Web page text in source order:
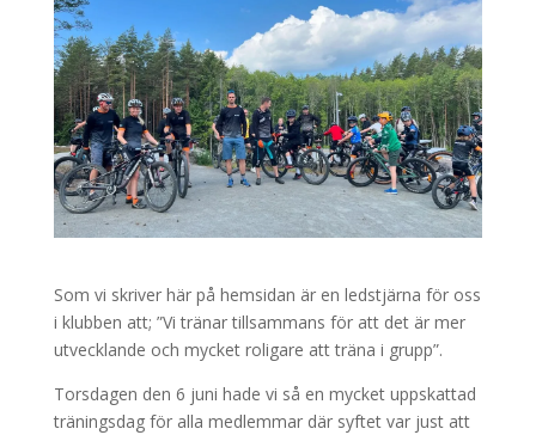
Som vi skriver här på hemsidan är en ledstjärna för oss
i klubben att; ”Vi tränar tillsammans för att det är mer
utvecklande och mycket roligare att träna i grupp”.
Torsdagen den 6 juni hade vi så en mycket uppskattad
träningsdag för alla medlemmar där syftet var just att